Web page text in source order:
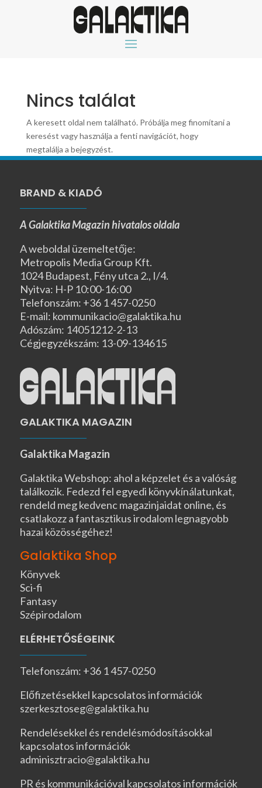
Nincs találat
A keresett oldal nem található. Próbálja meg finomítani a
keresést vagy használja a fenti navigációt, hogy
megtalálja a bejegyzést.
BRAND & KIADÓ
A Galaktika Magazin hivatalos oldala
A weboldal üzemeltetője:
Metropolis Media Group Kft.
1024 Budapest, Fény utca 2., I/4.
Nyitva: H-P 10:00-16:00
Telefonszám: +36 1 457-0250
E-mail: kommunikacio@galaktika.hu
Adószám: 14051212-2-13
Cégjegyzékszám: 13-09-134615
GALAKTIKA MAGAZIN
Galaktika Magazin
Galaktika Webshop: ahol a képzelet és a valóság
találkozik. Fedezd fel egyedi könyvkínálatunkat,
rendeld meg kedvenc magazinjaidat online, és
csatlakozz a fantasztikus irodalom legnagyobb
hazai közösségéhez!
Galaktika Shop
Könyvek
Sci-fi
Fantasy
Szépirodalom
ELÉRHETŐSÉGEINK
Telefonszám: +36 1 457-0250
Előfizetésekkel kapcsolatos információk
szerkesztoseg@galaktika.hu
Rendelésekkel és rendelésmódosításokkal
kapcsolatos információk
adminisztracio@galaktika.hu
PR és kommunikációval kapcsolatos információk